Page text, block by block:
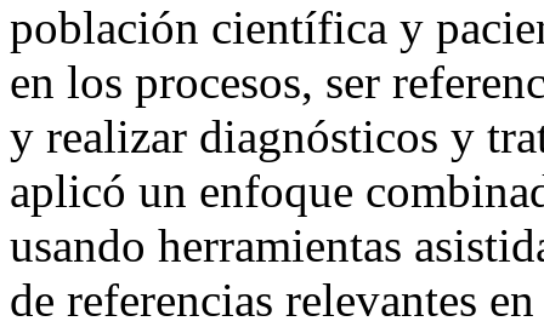
población científica y
en los procesos, ser
y realizar diagnósticos y
aplicó un enfoque
usando herramientas
de referencias relevantes